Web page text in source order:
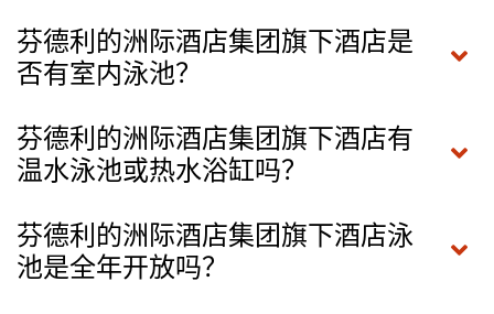
芬德利的洲际酒店集团旗下酒店是
否有室内泳池？
芬德利的洲际酒店集团旗下酒店有
温水泳池或热水浴缸吗？
芬德利的洲际酒店集团旗下酒店泳
池是全年开放吗？